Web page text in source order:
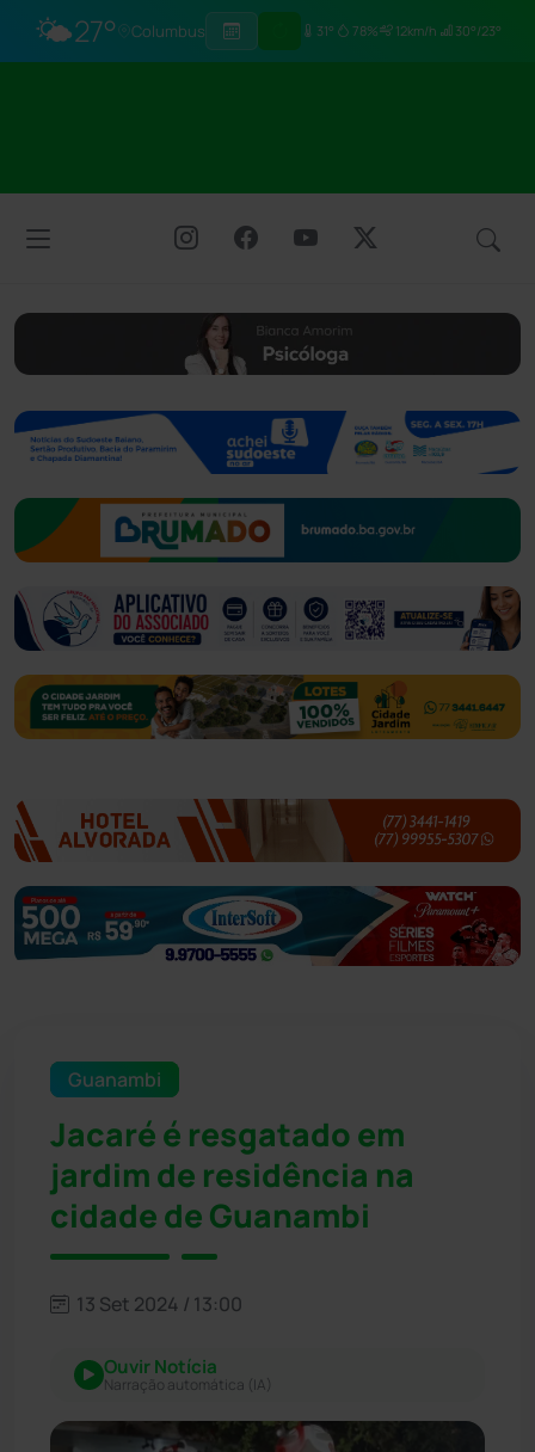
🌤️27° Columbus 31° 78% 12km/h 30°/23°
Guanambi
Jacaré é resgatado em
jardim de residência na
cidade de Guanambi
13 Set 2024 / 13:00
Ouvir Notícia
Narração automática (IA)